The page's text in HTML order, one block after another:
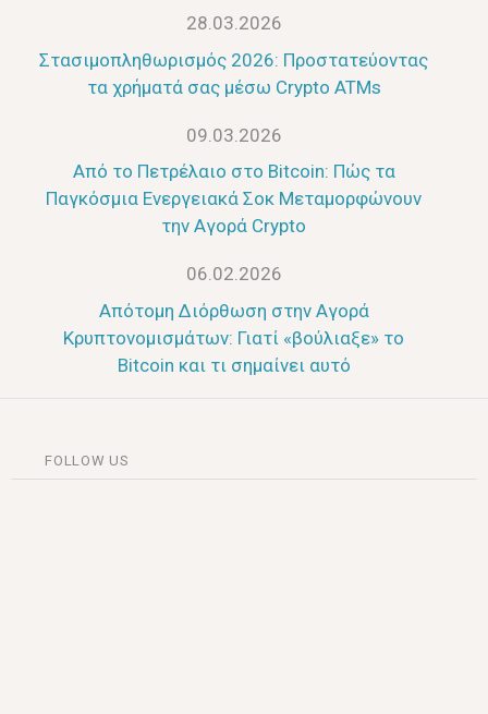
28.03.2026
Στασιμοπληθωρισμός 2026: Προστατεύοντας
τα χρήματά σας μέσω Crypto ATMs
09.03.2026
Από το Πετρέλαιο στο Bitcoin: Πώς τα
Παγκόσμια Ενεργειακά Σοκ Μεταμορφώνουν
την Αγορά Crypto
06.02.2026
Απότομη Διόρθωση στην Αγορά
Κρυπτονομισμάτων: Γιατί «βούλιαξε» το
Bitcoin και τι σημαίνει αυτό
FOLLOW US